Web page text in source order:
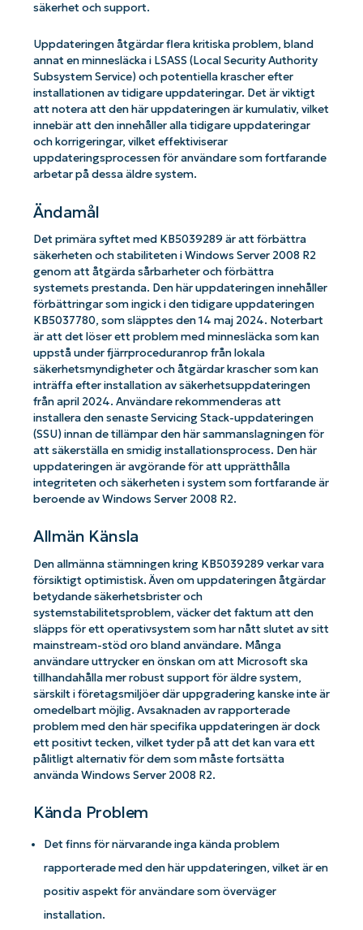
säkerhet och support.
Uppdateringen åtgärdar flera kritiska problem, bland
annat en minnesläcka i LSASS (Local Security Authority
Subsystem Service) och potentiella krascher efter
installationen av tidigare uppdateringar. Det är viktigt
att notera att den här uppdateringen är kumulativ, vilket
innebär att den innehåller alla tidigare uppdateringar
och korrigeringar, vilket effektiviserar
uppdateringsprocessen för användare som fortfarande
arbetar på dessa äldre system.
Ändamål
Det primära syftet med KB5039289 är att förbättra
säkerheten och stabiliteten i Windows Server 2008 R2
genom att åtgärda sårbarheter och förbättra
systemets prestanda. Den här uppdateringen innehåller
förbättringar som ingick i den tidigare uppdateringen
KB5037780, som släpptes den 14 maj 2024. Noterbart
är att det löser ett problem med minnesläcka som kan
uppstå under fjärrproceduranrop från lokala
säkerhetsmyndigheter och åtgärdar krascher som kan
inträffa efter installation av säkerhetsuppdateringen
från april 2024. Användare rekommenderas att
installera den senaste Servicing Stack-uppdateringen
(SSU) innan de tillämpar den här sammanslagningen för
att säkerställa en smidig installationsprocess. Den här
uppdateringen är avgörande för att upprätthålla
integriteten och säkerheten i system som fortfarande är
beroende av Windows Server 2008 R2.
Allmän Känsla
Den allmänna stämningen kring KB5039289 verkar vara
försiktigt optimistisk. Även om uppdateringen åtgärdar
betydande säkerhetsbrister och
systemstabilitetsproblem, väcker det faktum att den
släpps för ett operativsystem som har nått slutet av sitt
mainstream-stöd oro bland användare. Många
användare uttrycker en önskan om att Microsoft ska
tillhandahålla mer robust support för äldre system,
särskilt i företagsmiljöer där uppgradering kanske inte är
omedelbart möjlig. Avsaknaden av rapporterade
problem med den här specifika uppdateringen är dock
ett positivt tecken, vilket tyder på att det kan vara ett
pålitligt alternativ för dem som måste fortsätta
använda Windows Server 2008 R2.
Kända Problem
Det finns för närvarande inga kända problem
rapporterade med den här uppdateringen, vilket är en
positiv aspekt för användare som överväger
installation.